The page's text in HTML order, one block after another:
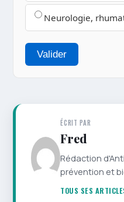
Neurologie,
Valider
ÉCRIT PAR
Fred
Rédaction
prévention et
TOUS SES